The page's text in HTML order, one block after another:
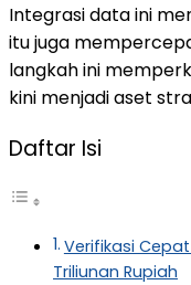
Integrasi data ini
itu juga
langkah ini
kini menjadi aset
Daftar Isi
Verifikasi
Triliunan Rupiah